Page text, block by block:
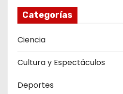
Categorías
Ciencia
Cultura y Espectáculos
Deportes